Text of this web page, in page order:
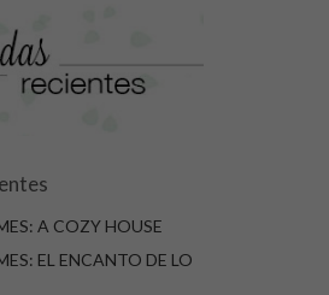
A COZY HOUSE
EL ENCANTO DE LO